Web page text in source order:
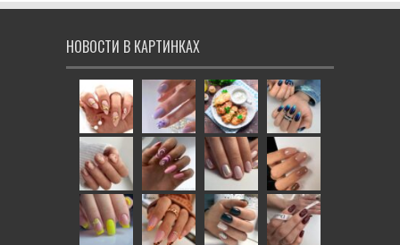
НОВОСТИ В КАРТИНКАХ